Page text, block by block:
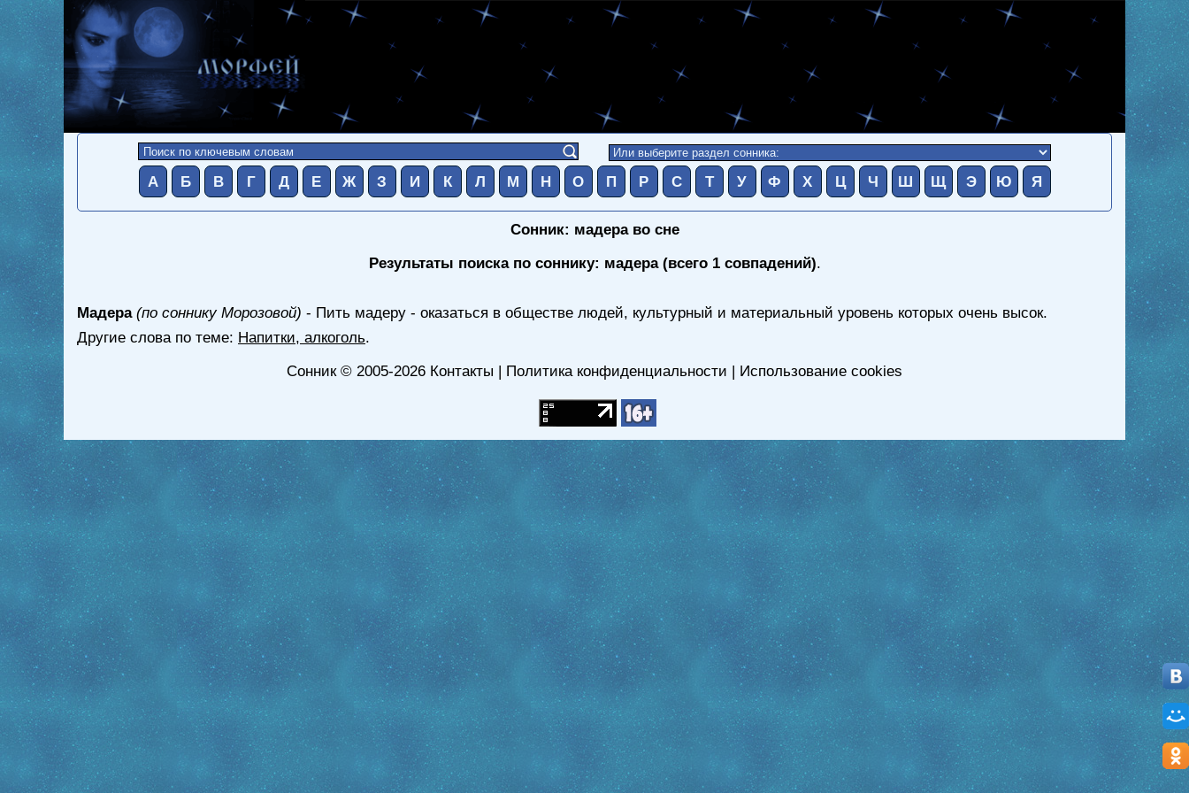
А Б В Г Д Е Ж З И К Л М Н О П Р С Т У Ф Х Ц Ч Ш Щ Э Ю Я
Сонник: мадера во сне
Результаты поиска по соннику: мадера (всего 1 совпадений).
Мадера (по соннику Морозовой) - Пить мадеру - оказаться в обществе людей, культурный и материальный уровень которых очень высок.
Другие слова по теме: Напитки, алкоголь.
Сонник© 2005-2026 Контакты | Политика конфиденциальности | Использование cookies